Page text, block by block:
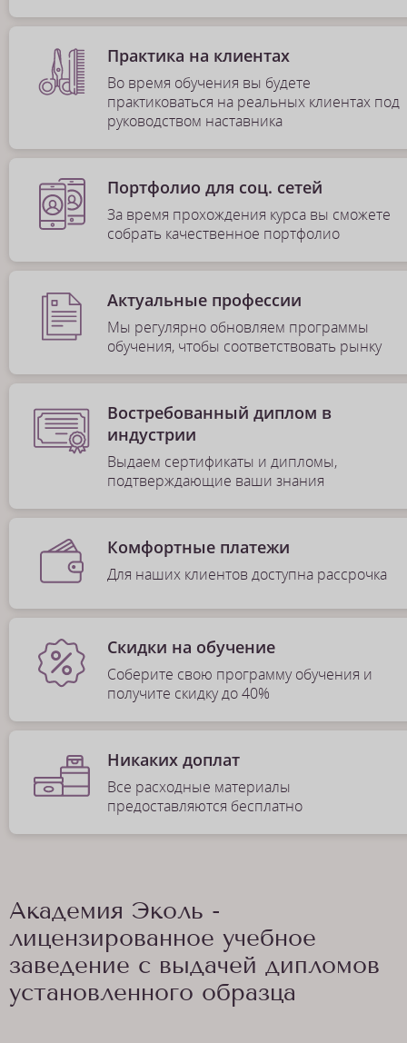
Практика на клиентах
Во время обучения вы будете
практиковаться на реальных клиентах под
руководством наставника
Портфолио для соц. сетей
За время прохождения курса вы сможете
собрать качественное портфолио
Актуальные профессии
Мы регулярно обновляем программы
обучения, чтобы соответствовать рынку
Востребованный диплом в
индустрии
Выдаем сертификаты и дипломы,
подтверждающие ваши знания
Комфортные платежи
Для наших клиентов доступна рассрочка
Скидки на обучение
Соберите свою программу обучения и
получите скидку до 40%
Никаких доплат
Все расходные материалы
предоставляются бесплатно
Академия Эколь -
лицензированное учебное
заведение с выдачей дипломов
установленного образца